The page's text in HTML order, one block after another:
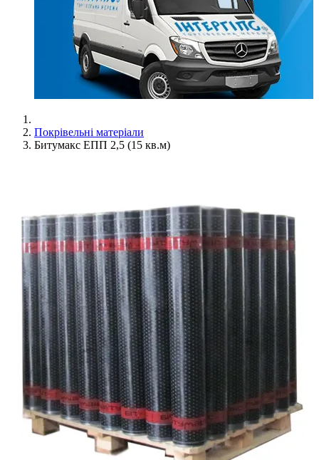
Покрівельні матеріали
Битумакс ЕПП 2,5 (15 кв.м)